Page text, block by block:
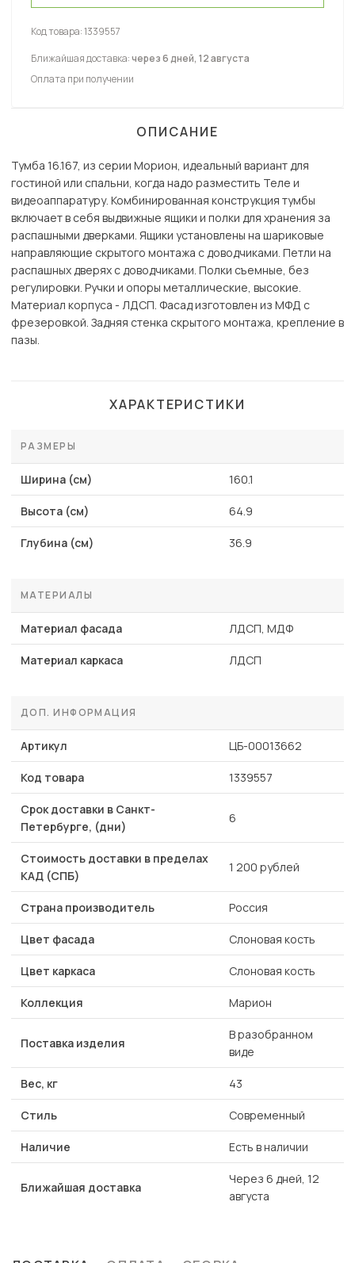
Код товара:1339557
Ближайшая доставка:через 6 дней, 12 августа
Оплата при получении
ОПИСАНИЕ
Тумба 16.167, из серии Морион, идеальный вариант для
гостиной или спальни, когда надо разместить Теле и
видеоаппаратуру. Комбинированная конструкция тумбы
включает в себя выдвижные ящики и полки для хранения за
распашными дверками. Ящики установлены на шариковые
направляющие скрытого монтажа с доводчиками. Петли на
распашных дверях с доводчиками. Полки съемные, без
регулировки. Ручки и опоры металлические, высокие.
Материал корпуса - ЛДСП. Фасад изготовлен из МФД с
фрезеровкой. Задняя стенка скрытого монтажа, крепление в
пазы.
ХАРАКТЕРИСТИКИ
РАЗМЕРЫ
Ширина (см) 160.1
Высота (см) 64.9
Глубина (см) 36.9
МАТЕРИАЛЫ
Материал фасада ЛДСП, МДФ
Материал каркаса ЛДСП
ДОП. ИНФОРМАЦИЯ
Артикул ЦБ-00013662
Код товара 1339557
Срок доставки в Санкт-
Петербурге, (дни)
6
Стоимость доставки в пределах
КАД (СПБ)
1 200 рублей
Страна производитель Россия
Цвет фасада Слоновая кость
Цвет каркаса Слоновая кость
Коллекция Марион
Поставка изделия
В разобранном
виде
Вес, кг 43
Стиль Современный
Наличие Есть в наличии
Ближайшая доставка
Через 6 дней, 12
августа